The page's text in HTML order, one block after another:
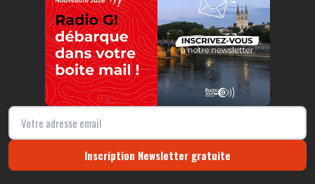
Inscription Newsletter gratuite